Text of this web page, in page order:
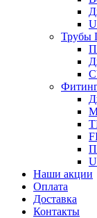
Наши акции
Оплата
Доставка
Контакты